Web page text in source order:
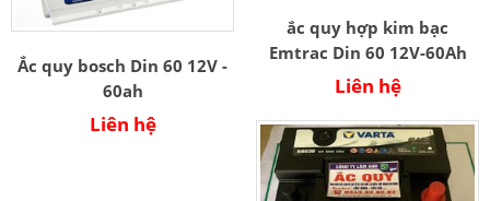
Ắc quy bosch Din 60 12V -
60ah
Liên hệ
ắc quy hợp kim bạc
Emtrac Din 60 12V-60Ah
Liên hệ